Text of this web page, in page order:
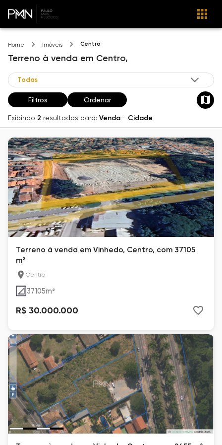
Home Imóveis Centro
Terreno à venda em Centro,
Filtros Ordenar
Exibindo 2 resultados para: Venda - Cidade
Terreno à venda em Vinhedo, Centro, com 37105
m²
Centro
37105m²
R$ 30.000.000